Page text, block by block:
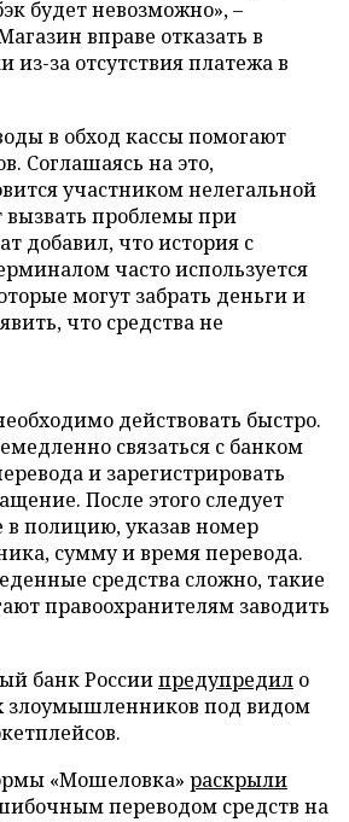
будет невозможно», –
вправе отказать в
из-за отсутствия платежа в
в обход кассы помогают
Соглашаясь на это,
участником нелегальной
проблемы при
добавил, что история с
часто используется
могут забрать деньги и
что средства не
действовать быстро.
связаться с банком
и зарегистрировать
После этого следует
в полицию, указав номер
сумму и время перевода.
средства сложно, такие
правоохранителям заводить
банк Россиипредупредил о
злоумышленников под видом
«Мошеловка» раскрыли
переводом средств на